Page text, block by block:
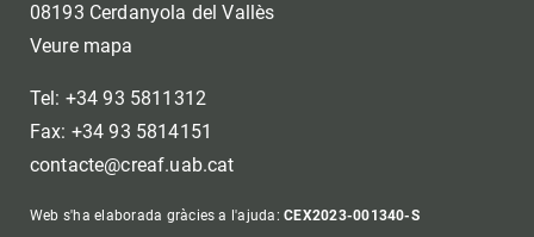
08193 Cerdanyola del Vallès
Veure mapa
Tel: +34 93 5811312
Fax: +34 93 5814151
contacte@creaf.uab.cat
Web s'ha elaborada gràcies a l'ajuda:CEX2023-001340-S